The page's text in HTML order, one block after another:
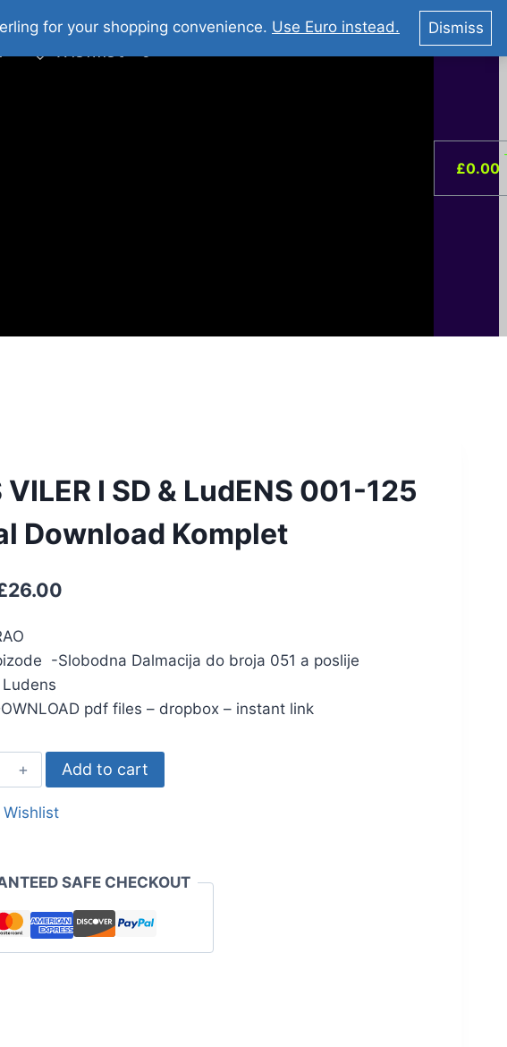
O Nama
You Tube : Stripovi Online
Wishlist –0
£0.00
VILER I SD & LudENS 001-125
Download Komplet
26.00
-Slobodna Dalmacija do broja 051 a poslije
pdf files – dropbox – instant link
Add to cart
SAFE CHECKOUT
for your shopping convenience. Use Euro instead. Dismiss